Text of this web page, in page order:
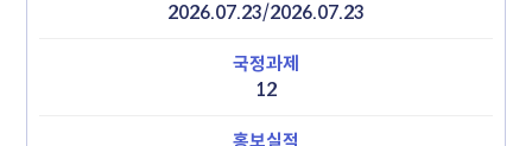
- 전쟁기념관·판문점 방문, 유엔군 참전의 날 기념식·감사
2026.07.23/2026.07.23
12